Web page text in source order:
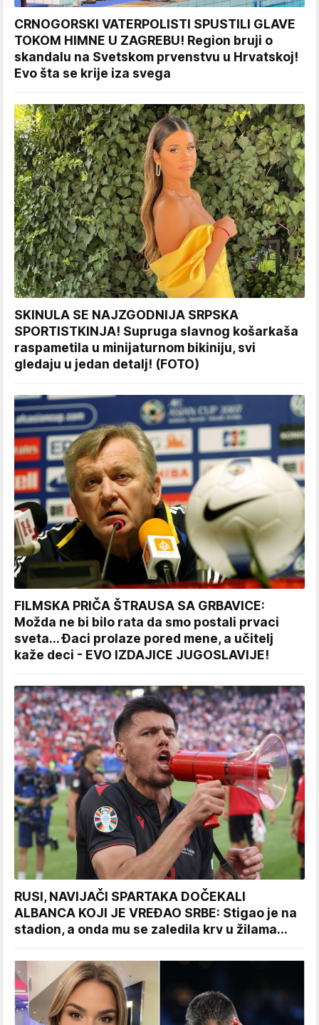
CRNOGORSKI VATERPOLISTI SPUSTILI GLAVE
TOKOM HIMNE U ZAGREBU! Region bruji o
skandalu na Svetskom prvenstvu u Hrvatskoj!
Evo šta se krije iza svega
SKINULA SE NAJZGODNIJA SRPSKA
SPORTISTKINJA! Supruga slavnog košarkaša
raspametila u minijaturnom bikiniju, svi
gledaju u jedan detalj! (FOTO)
FILMSKA PRIČA ŠTRAUSA SA GRBAVICE:
Možda ne bi bilo rata da smo postali prvaci
sveta... Đaci prolaze pored mene, a učitelj
kaže deci - EVO IZDAJICE JUGOSLAVIJE!
RUSI, NAVIJAČI SPARTAKA DOČEKALI
ALBANCA KOJI JE VREĐAO SRBE: Stigao je na
stadion, a onda mu se zaledila krv u žilama...